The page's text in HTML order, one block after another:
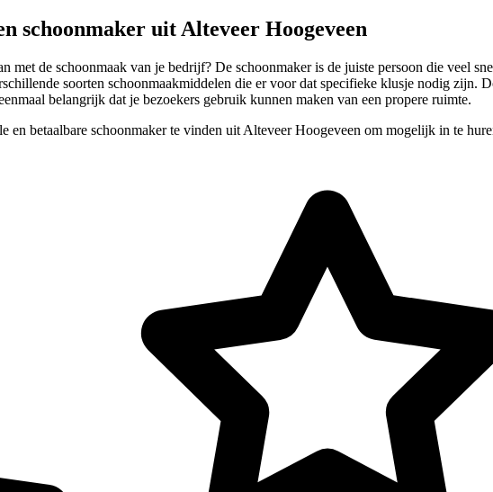
schoonmaker uit Alteveer Hoogeveen
met de schoonmaak van je bedrijf? De schoonmaker is de juiste persoon die veel
soorten schoonmaakmiddelen die er voor dat specifieke klusje nodig zijn.
belangrijk dat je bezoekers gebruik kunnen maken van een propere ruimte.
en betaalbare schoonmaker te vinden uit Alteveer Hoogeveen om mogelijk in te